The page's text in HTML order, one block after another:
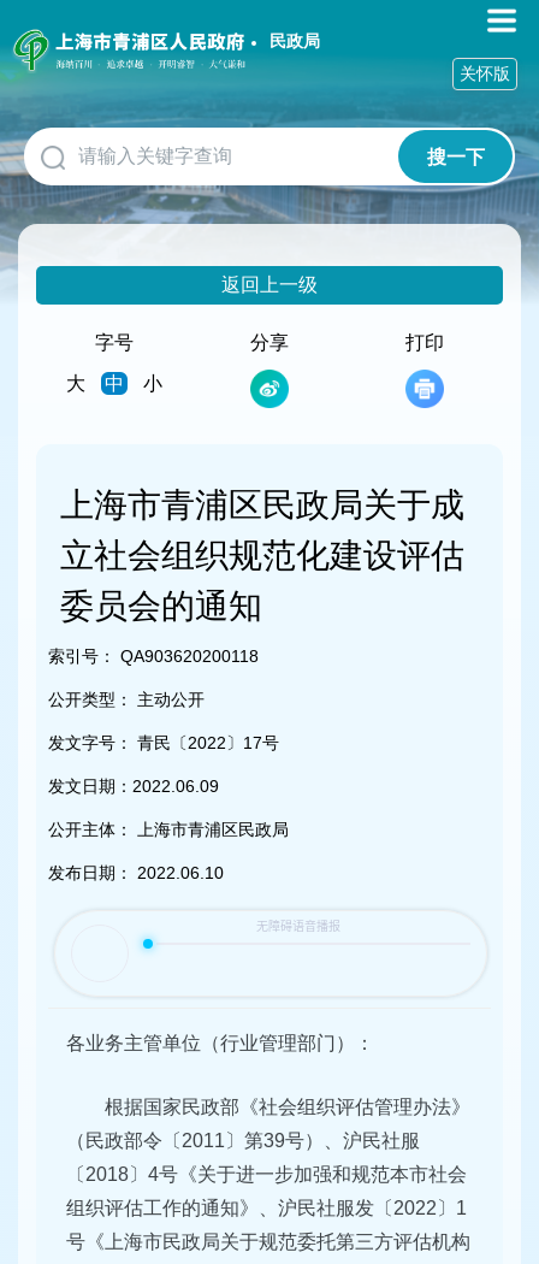
障
碍
作
说
明
跳
到
网
民政局
搜一下
关怀版
返回上一级
字号
大
中 小
分享 打印
上海市青浦区民政局关于成
立社会组织规范化建设评估
委员会的通知
索引号： QA903620200118
公开类型： 主动公开
发文字号： 青民〔2022〕17号
发文日期： 2022.06.09
公开主体： 上海市青浦区民政局
发布日期： 2022.06.10
各业务主管单位（行业管理部门）：
根据国家民政部《社会组织评估管理办法》
（民政部令〔2011〕第39号）、沪民社服
〔2018〕4号《关于进一步加强和规范本市社会
组织评估工作的通知》、沪民社服发〔2022〕1
号《上海市民政局关于规范委托第三方评估机构